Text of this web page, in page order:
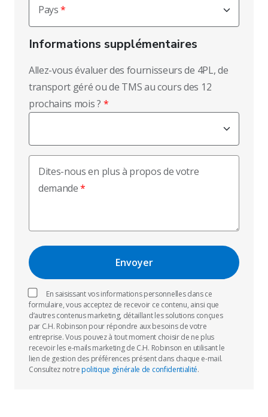
Pays
Informations supplémentaires
Allez-vous évaluer des fournisseurs de 4PL, de
transport géré ou de TMS au cours des 12
prochains mois ?
Dites-nous en plus à propos de votre
demande
En saisissant vos informations personnelles dans ce
formulaire, vous acceptez de recevoir ce contenu, ainsi que
d’autres contenus marketing, détaillant les solutions conçues
par C.H. Robinson pour répondre aux besoins de votre
entreprise. Vous pouvez à tout moment choisir de ne plus
recevoir les e-mails marketing de C.H. Robinson en utilisant le
lien de gestion des préférences présent dans chaque e-mail.
Consultez notrepolitique générale de confidentialité.